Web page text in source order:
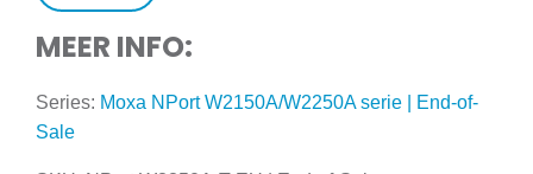
MEER INFO:
Series: Moxa NPort W2150A/W2250A serie | End-of-
Sale